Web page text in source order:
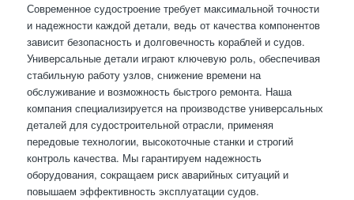
Современное судостроение требует максимальной точности
и надежности каждой детали, ведь от качества компонентов
зависит безопасность и долговечность кораблей и судов.
Универсальные детали играют ключевую роль, обеспечивая
стабильную работу узлов, снижение времени на
обслуживание и возможность быстрого ремонта. Наша
компания специализируется на производстве универсальных
деталей для судостроительной отрасли, применяя
передовые технологии, высокоточные станки и строгий
контроль качества. Мы гарантируем надежность
оборудования, сокращаем риск аварийных ситуаций и
повышаем эффективность эксплуатации судов.